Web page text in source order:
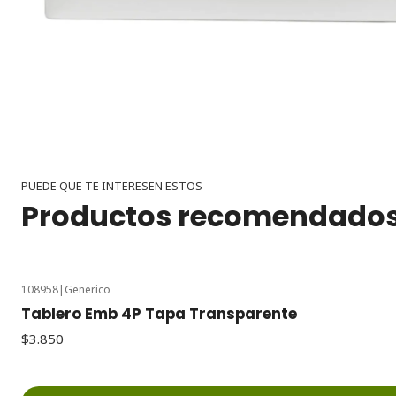
PUEDE QUE TE INTERESEN ESTOS
Productos
108958| Generico
Tablero Emb 4P Tapa Transparente
$3.850